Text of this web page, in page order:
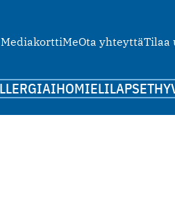
MediakorttiMeOta yhteyttäTilaa
IHOMIELILAPSET